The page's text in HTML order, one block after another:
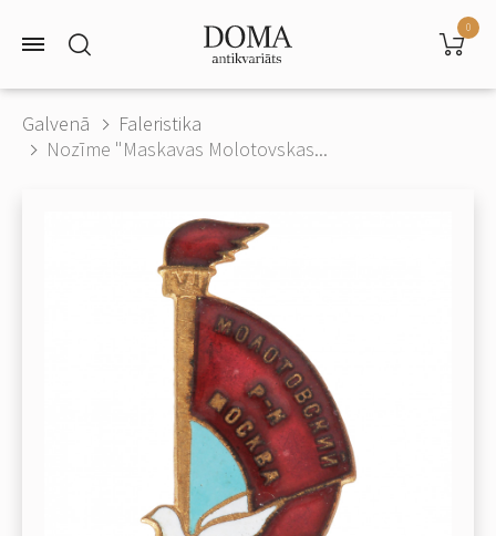
0
Galvenā
Faleristika
Nozīme "Maskavas Molotovskas...